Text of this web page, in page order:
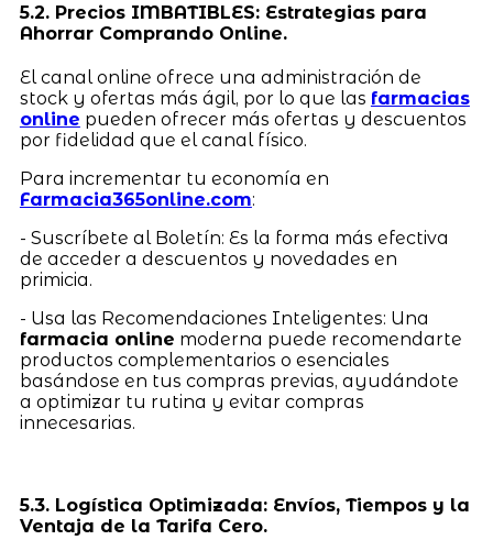
5.2. Precios IMBATIBLES: Estrategias para
Ahorrar Comprando Online.
El canal online ofrece una administración de
stock y ofertas más ágil, por lo que las farmacias
online pueden ofrecer más ofertas y descuentos
por fidelidad que el canal físico.
Para incrementar tu economía en
Farmacia365online.com:
- Suscríbete al Boletín: Es la forma más efectiva
de acceder a descuentos y novedades en
primicia.
- Usa las Recomendaciones Inteligentes: Una
farmacia online moderna puede recomendarte
productos complementarios o esenciales
basándose en tus compras previas, ayudándote
a optimizar tu rutina y evitar compras
innecesarias.
5.3. Logística Optimizada: Envíos, Tiempos y la
Ventaja de la Tarifa Cero.